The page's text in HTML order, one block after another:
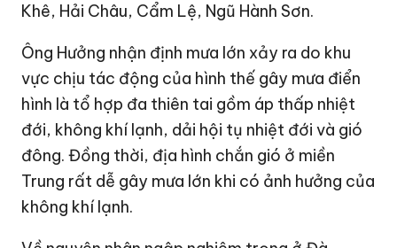
Khê, Hải Châu, Cẩm Lệ, Ngũ Hành Sơn.
Ông Hưởng nhận định mưa lớn xảy ra do khu
vực chịu tác động của hình thế gây mưa điển
hình là tổ hợp đa thiên tai gồm áp thấp nhiệt
đới, không khí lạnh, dải hội tụ nhiệt đới và gió
đông. Đồng thời, địa hình chắn gió ở miền
Trung rất dễ gây mưa lớn khi có ảnh hưởng của
không khí lạnh.